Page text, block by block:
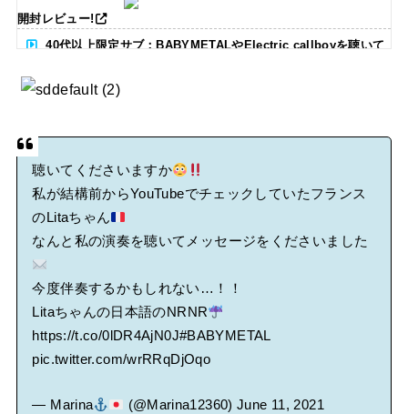
開封レビュー!
40代以上限定サブ：BABYMETALやElectric callboyを聴いて
る人いる？ 【海外の反応】
聴いてくださいますか
私が結構前からYouTubeでチェックしていたフランス
のLitaちゃん
なんと私の演奏を聴いてメッセージをくださいました
今度伴奏するかもしれない…！！
Litaちゃんの日本語のNRNR
https://t.co/0lDR4AjN0J#BABYMETAL
pic.twitter.com/wrRRqDjOqo
— Marina (@Marina12360)June 11, 2021